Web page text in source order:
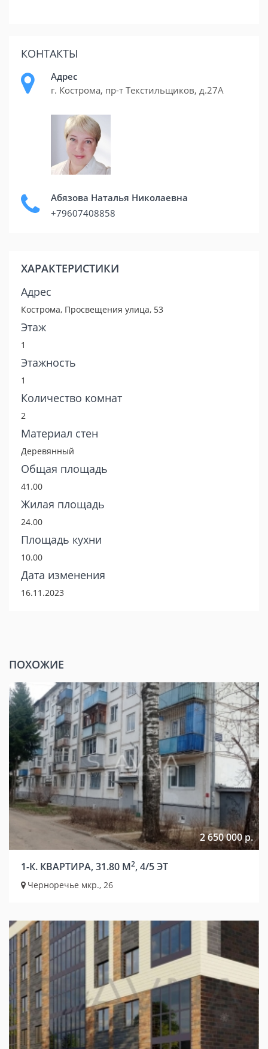
КОНТАКТЫ
Адрес
г. Кострома, пр-т Текстильщиков, д.27А
Абязова Наталья Николаевна
+79607408858
ХАРАКТЕРИСТИКИ
Адрес
Кострома, Просвещения улица, 53
Этаж
1
Этажность
1
Количество комнат
2
Материал стен
Деревянный
Общая площадь
41.00
Жилая площадь
24.00
Площадь кухни
10.00
Дата изменения
16.11.2023
ПОХОЖИЕ
2 650 000 р.
1-К. КВАРТИРА, 31.80 М2, 4/5 ЭТ
Черноречье мкр., 26